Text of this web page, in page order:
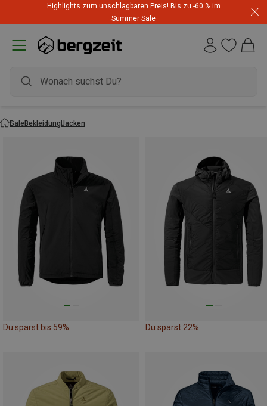
Highlights zum unschlagbaren Preis! Bis zu -60 % im
Summer Sale
SaleBekleidungJacken
Du sparst bis 59% Du sparst 22%